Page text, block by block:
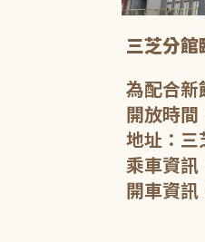
三芝分館
為配合新
開放時
地址：
乘車資
開車資